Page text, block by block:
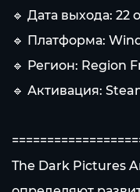
🔹 Дата выхода: 22
🔹 Платформа:
🔹 Регион: Region
🔹 Активация:
The Dark Pictures